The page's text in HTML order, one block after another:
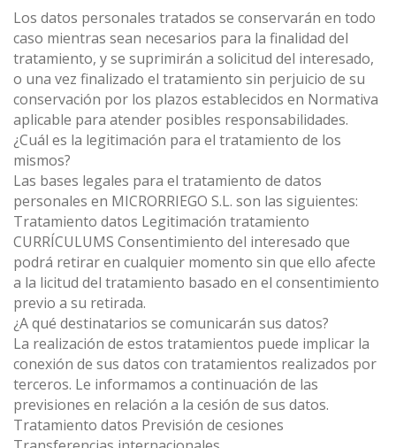
Los datos personales tratados se conservarán en todo
caso mientras sean necesarios para la finalidad del
tratamiento, y se suprimirán a solicitud del interesado,
o una vez finalizado el tratamiento sin perjuicio de su
conservación por los plazos establecidos en Normativa
aplicable para atender posibles responsabilidades.
¿Cuál es la legitimación para el tratamiento de los
mismos?
Las bases legales para el tratamiento de datos
personales en MICRORRIEGO S.L. son las siguientes:
Tratamiento datos Legitimación tratamiento
CURRÍCULUMS Consentimiento del interesado que
podrá retirar en cualquier momento sin que ello afecte
a la licitud del tratamiento basado en el consentimiento
previo a su retirada.
¿A qué destinatarios se comunicarán sus datos?
La realización de estos tratamientos puede implicar la
conexión de sus datos con tratamientos realizados por
terceros. Le informamos a continuación de las
previsiones en relación a la cesión de sus datos.
Tratamiento datos Previsión de cesiones